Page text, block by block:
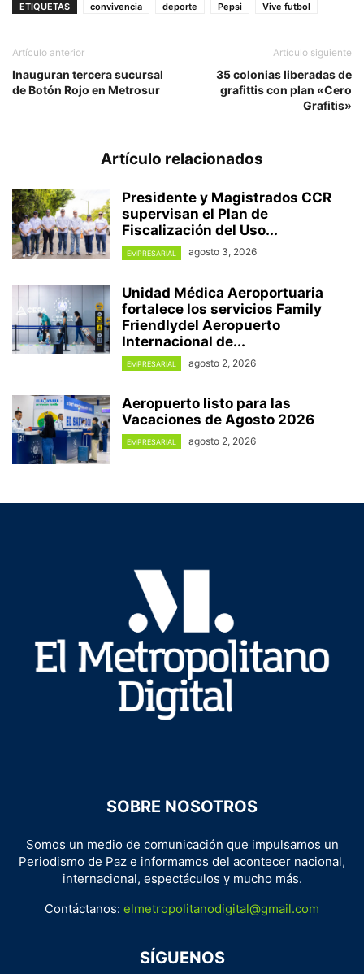
ETIQUETAS convivencia deporte Pepsi Vive futbol
Artículo anterior
Inauguran tercera sucursal
de Botón Rojo en Metrosur
Artículo siguiente
35 colonias liberadas de
grafittis con plan «Cero
Grafitis»
Artículo relacionados
Presidente y Magistrados CCR
supervisan el Plan de
Fiscalización del Uso...
EMPRESARIAL agosto 3, 2026
Unidad Médica Aeroportuaria
fortalece los servicios Family
Friendlydel Aeropuerto
Internacional de...
EMPRESARIAL agosto 2, 2026
Aeropuerto listo para las
Vacaciones de Agosto 2026
EMPRESARIAL agosto 2, 2026
SOBRE NOSOTROS
Somos un medio de comunicación que impulsamos un
Periodismo de Paz e informamos del acontecer nacional,
internacional, espectáculos y mucho más.
Contáctanos: elmetropolitanodigital@gmail.com
SÍGUENOS